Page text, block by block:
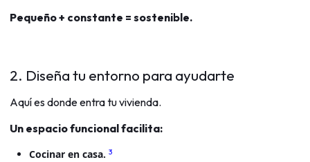
Pequeño + constante = sostenible.
2. Diseña tu entorno para ayudarte
Aquí es donde entra tu vivienda.
Un espacio funcional facilita:
Cocinar en casa. 3